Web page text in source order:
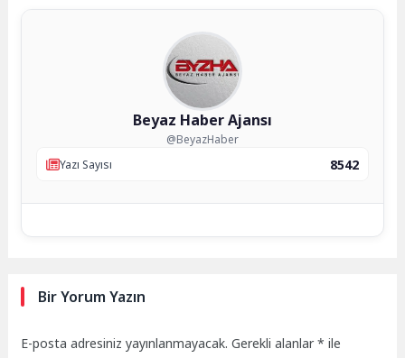
Beyaz Haber Ajansı
@BeyazHaber
Yazı Sayısı
8542
Bir Yorum Yazın
E-posta adresiniz yayınlanmayacak. Gerekli alanlar* ile